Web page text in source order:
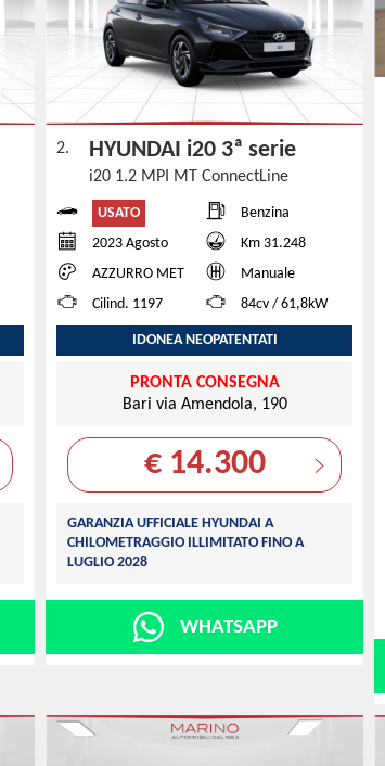
2. HYUNDAI i20 3ª serie
i20 1.2 MPI MT ConnectLine
USATO
Benzina
2023 Agosto
Km 31.248
AZZURRO MET
Manuale
Cilind. 1197
84cv / 61,8kW
IDONEA NEOPATENTATI
PRONTA CONSEGNA
Bari via Amendola, 190
€ 14.300
GARANZIA UFFICIALE HYUNDAI A
CHILOMETRAGGIO ILLIMITATO FINO A
LUGLIO 2028
WHATSAPP